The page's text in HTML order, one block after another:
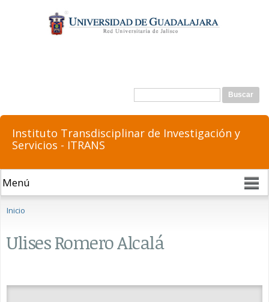
contenido
principal
Formulario de búsqueda
Buscar
Instituto Transdisciplinar de Investigación y
Servicios - ITRANS
Inicio
Ulises Romero Alcalá